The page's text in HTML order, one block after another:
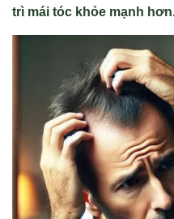
trì mái tóc khỏe mạnh